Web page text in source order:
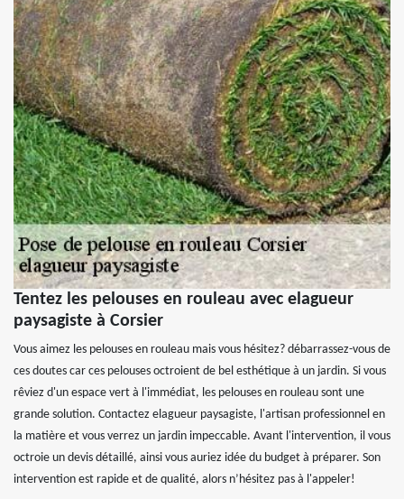
Tentez les pelouses en rouleau avec elagueur
paysagiste à Corsier
Vous aimez les pelouses en rouleau mais vous hésitez? débarrassez-vous de
ces doutes car ces pelouses octroient de bel esthétique à un jardin. Si vous
rêviez d'un espace vert à l'immédiat, les pelouses en rouleau sont une
grande solution. Contactez elagueur paysagiste, l'artisan professionnel en
la matière et vous verrez un jardin impeccable. Avant l'intervention, il vous
octroie un devis détaillé, ainsi vous auriez idée du budget à préparer. Son
intervention est rapide et de qualité, alors n’hésitez pas à l'appeler!